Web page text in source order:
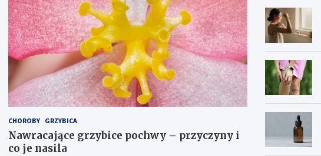
CHOROBY GRZYBICA
Nawracające grzybice pochwy – przyczyny i
co je nasila